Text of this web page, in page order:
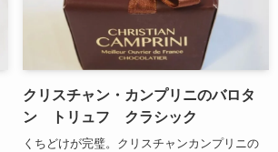
クリスチャン・カンプリニのバロタ
ン トリュフ クラシック
くちどけが完璧。クリスチャンカンプリニの